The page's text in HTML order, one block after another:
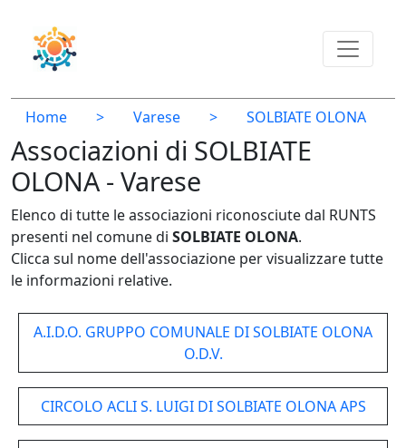
Home > Varese > SOLBIATE OLONA
Associazioni di SOLBIATE
OLONA - Varese
Elenco di tutte le associazioni riconosciute dal RUNTS
presenti nel comune di SOLBIATE OLONA.
Clicca sul nome dell'associazione per visualizzare tutte
le informazioni relative.
A.I.D.O. GRUPPO COMUNALE DI SOLBIATE OLONA
O.D.V.
CIRCOLO ACLI S. LUIGI DI SOLBIATE OLONA APS